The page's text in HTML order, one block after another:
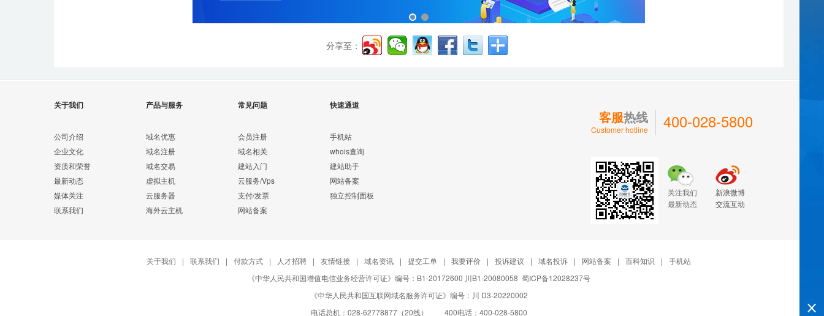
分享至：
关于我们
公司介绍
企业文化
资质和荣誉
最新动态
媒体关注
联系我们
产品与服务
域名优惠
域名注册
域名交易
虚拟主机
云服务器
海外云主机
常见问题
会员注册
域名相关
建站入门
云服务/Vps
支付/发票
网站备案
快速通道
手机站
whois查询
建站助手
网站备案
独立控制面板
客服热线
Customer hotline 400-028-5800
关注我们
最新动态
新浪微博
交流互动
关于我们 | 联系我们 | 付款方式 | 人才招聘 | 友情链接 | 域名资讯 | 提交工单 | 我要评价 | 投诉建议 | 域名投诉 | 网站备案 | 百科知识 |
手机站
《中华人民共和国增值电信业务经营许可证》编号：B1-20172600 川B1-20080058 蜀ICP备12028237号
《中华人民共和国互联网域名服务许可证》编号：川 D3-20220002
电话总机：028-62778877（20线） 400电话：400-028-5800